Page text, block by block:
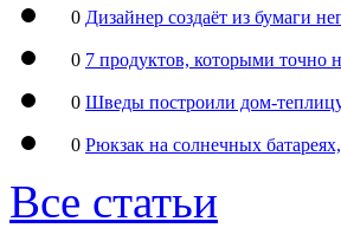
0 Дизайнер создаёт из бумаги
0 7 продуктов, которыми точно
0 Шведы построили дом-теплицу
0 Рюкзак на солнечных
Все статьи